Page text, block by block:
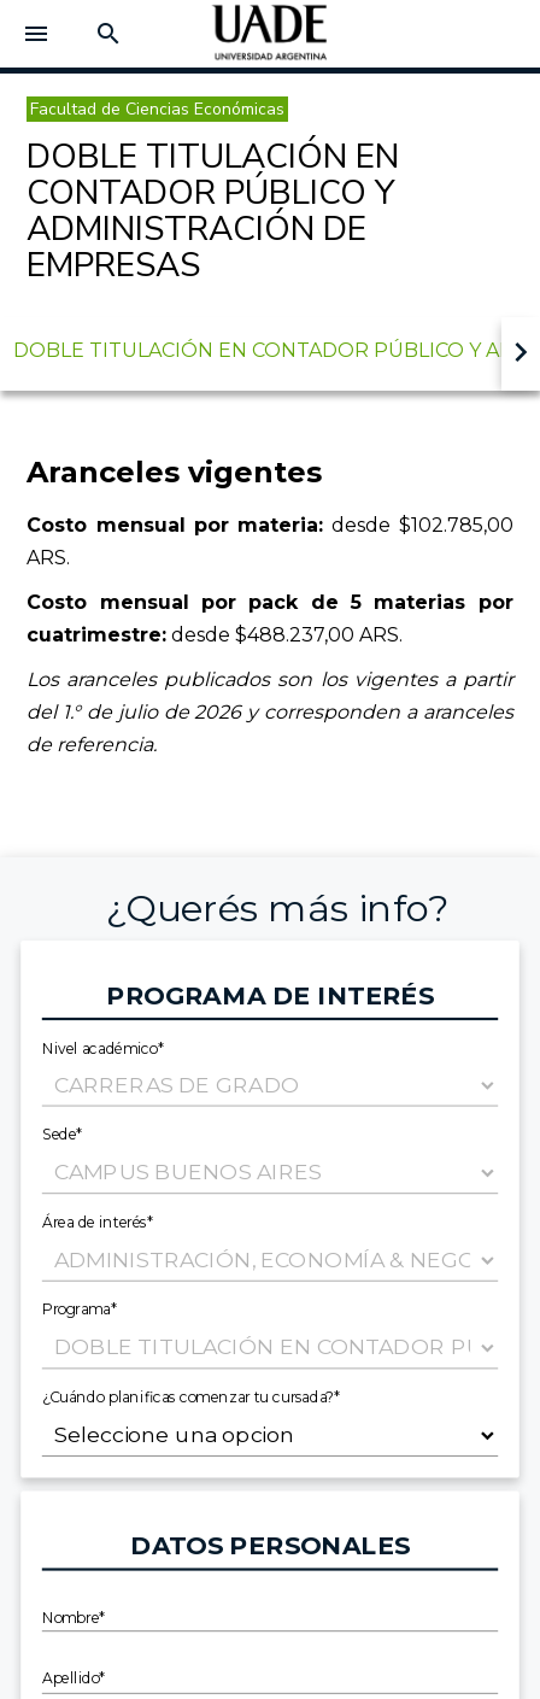
menu search
Facultad de Ciencias Económicas
DOBLE TITULACIÓN EN
CONTADOR PÚBLICO Y
ADMINISTRACIÓN DE
EMPRESAS
DOBLE TITULACIÓN EN CONTADOR PÚBLICO Y keyboard_arrow_right
Aranceles vigentes
Costo mensual por materia:desde $102.785,00
ARS.
Costo mensual por pack de 5 materias por
cuatrimestre: desde $488.237,00 ARS.
Los aranceles publicados son los vigentes a partir
del 1.° de julio de 2026 y corresponden a aranceles
de referencia.
¿Querés más info?
PROGRAMA DE INTERÉS
Nivel académico*
Sede*
Área de interés*
Programa*
¿Cuándo planificas comenzar tu cursada?*
DATOS PERSONALES
Nombre*
Apellido*